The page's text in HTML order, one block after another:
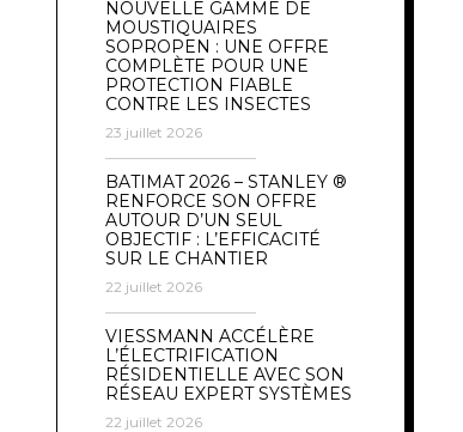
NOUVELLE GAMME DE
MOUSTIQUAIRES
SOPROPEN : UNE OFFRE
COMPLÈTE POUR UNE
PROTECTION FIABLE
CONTRE LES INSECTES
23 juillet 2026
BATIMAT 2026 – STANLEY ®
RENFORCE SON OFFRE
AUTOUR D’UN SEUL
OBJECTIF : L’EFFICACITÉ
SUR LE CHANTIER
22 juillet 2026
VIESSMANN ACCÉLÈRE
L’ÉLECTRIFICATION
RÉSIDENTIELLE AVEC SON
RÉSEAU EXPERT SYSTÈMES
22 juillet 2026